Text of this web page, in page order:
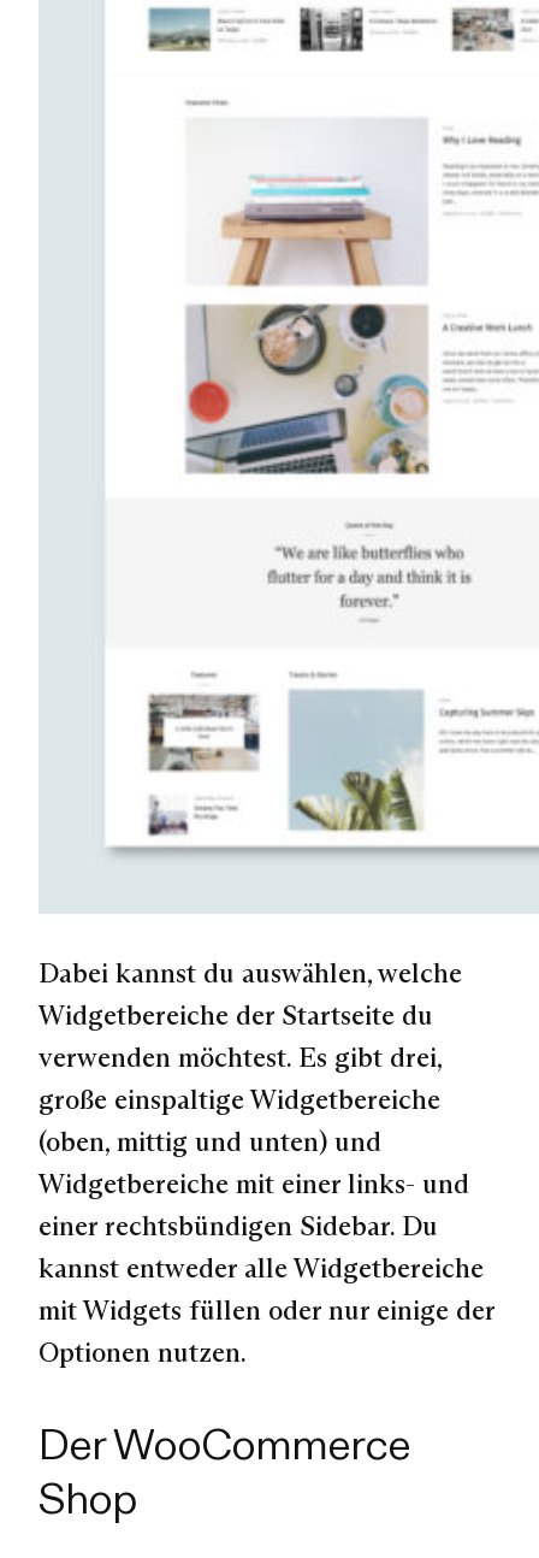
Dabei kannst du auswählen, welche
Widgetbereiche der Startseite du
verwenden möchtest. Es gibt drei,
große einspaltige Widgetbereiche
(oben, mittig und unten) und
Widgetbereiche mit einer links- und
einer rechtsbündigen Sidebar. Du
kannst entweder alle Widgetbereiche
mit Widgets füllen oder nur einige der
Optionen nutzen.
Der WooCommerce
Shop